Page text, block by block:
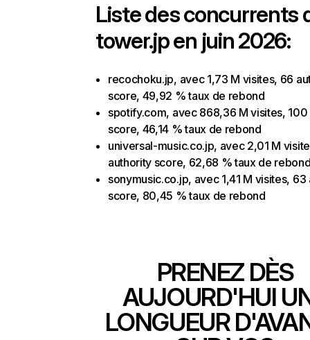
Liste des concurrents
tower.jp en juin 2026:
recochoku.jp, avec 1,73 M visites, 66
score, 49,92 % taux de rebond
spotify.com, avec 868,36 M visites,
score, 46,14 % taux de rebond
universal-music.co.jp, avec 2,01 M
authority score, 62,68 % taux de
sonymusic.co.jp, avec 1,41 M visites, 63
score, 80,45 % taux de rebond
PRENEZ DÈS
AUJOURD'HUI
LONGUEUR